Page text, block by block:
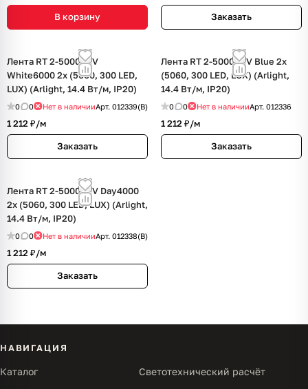
В корзину Заказать
Лента RT 2-5000 12V
White6000 2x (5060, 300 LED,
LUX) (Arlight, 14.4 Вт/м, IP20)
0 0 Нет в наличииАрт. 012339(B)
1 212 ₽/м
Заказать
Лента RT 2-5000 12V Blue 2x
(5060, 300 LED, LUX) (Arlight,
14.4 Вт/м, IP20)
0 0 Нет в наличииАрт. 012336
1 212 ₽/м
Заказать
Лента RT 2-5000 12V Day4000
2x (5060, 300 LED, LUX) (Arlight,
14.4 Вт/м, IP20)
0 0 Нет в наличииАрт. 012338(B)
1 212 ₽/м
Заказать
НАВИГАЦИЯ
Каталог Светотехнический расчёт